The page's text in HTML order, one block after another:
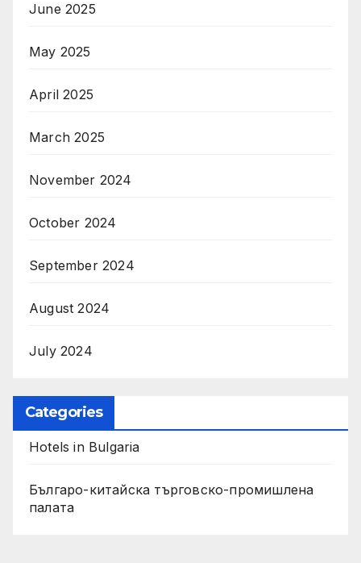
June 2025
May 2025
April 2025
March 2025
November 2024
October 2024
September 2024
August 2024
July 2024
Categories
Hotels in Bulgaria
Българо-китайска търговско-промишлена
палата